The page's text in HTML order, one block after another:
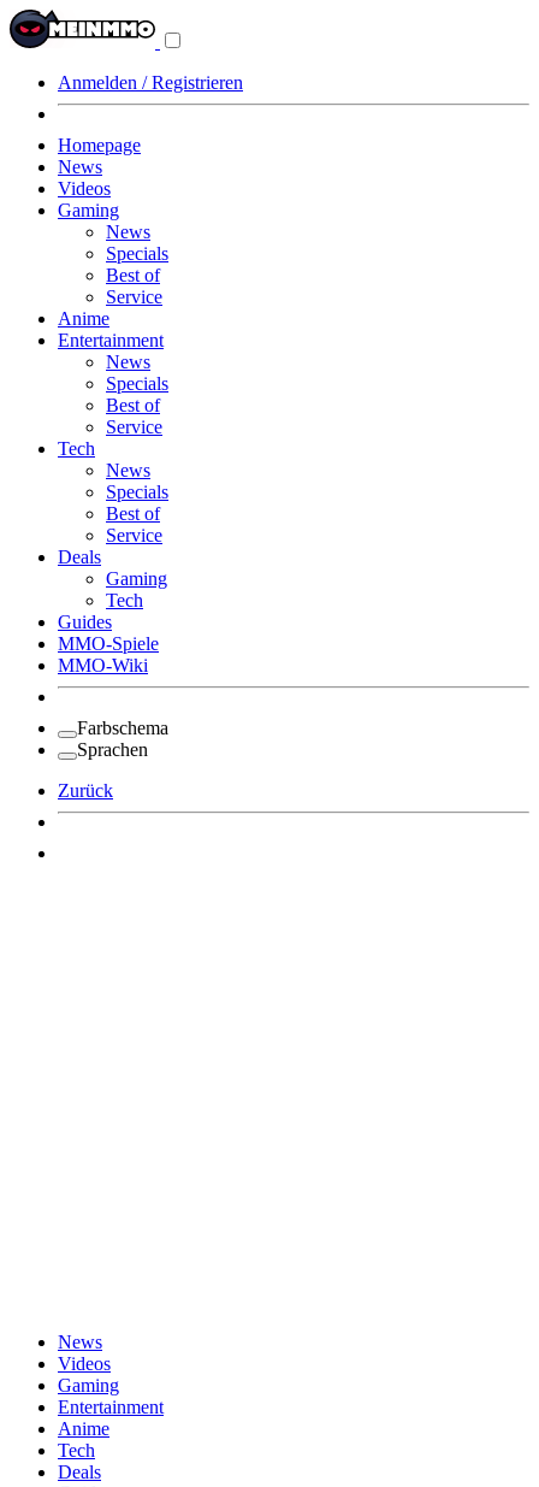
Anmelden / Registrieren
Homepage
News
Videos
Gaming
News
Specials
Best of
Service
Anime
Entertainment
News
Specials
Best of
Service
Tech
News
Specials
Best of
Service
Deals
Gaming
Tech
Guides
MMO-Spiele
MMO-Wiki
Farbschema
Sprachen
Zurück
News
Videos
Gaming
Entertainment
Anime
Tech
Deals